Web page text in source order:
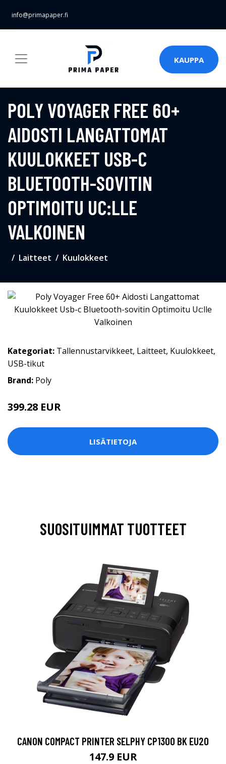
info@primapaper.fi
KAUPPA
POLY VOYAGER FREE 60+
AIDOSTI LANGATTOMAT
KUULOKKEET USB-C
BLUETOOTH-SOVITIN
OPTIMOITU UC:LLE
VALKOINEN
Laitteet Kuulokkeet
Kategoriat: Tallennustarvikkeet, Laitteet, Kuulokkeet,
USB-tikut
Brand: Poly
399.28 EUR
LISÄTIETOJA
SUOSITUIMMAT TUOTTEET
CANON COMPACT PRINTER SELPHY CP1300 BK EU20
147.9 EUR